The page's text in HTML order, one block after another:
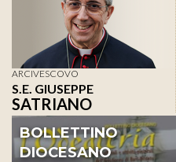
ARCIVESCOVO
S.E. GIUSEPPE
SATRIANO
8/17/2026
Conversano
Conferenza Episcopale
Pugliese
BOLLETTINO
DIOCESANO